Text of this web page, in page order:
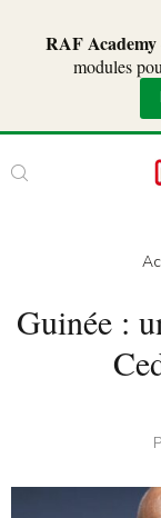
RAF Academy
modules
Guinée :